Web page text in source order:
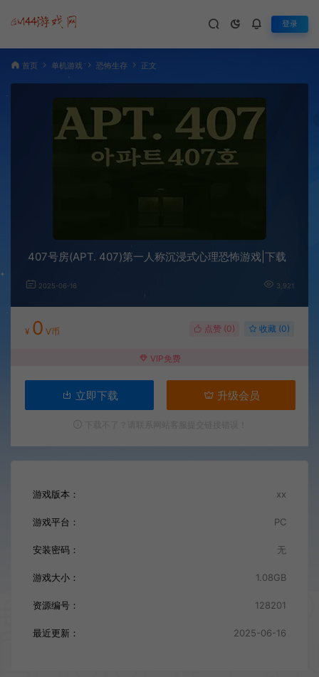
登录
首页 单机游戏 恐怖生存 正文
407号房(APT. 407)第一人称沉浸式心理恐怖游戏|下载
2025-06-16 3,921
¥ 0 V币 点赞 (0) 收藏 (0)
VIP免费
立即下载 升级会员
游戏版本： xx
游戏平台： PC
安装密码： 无
游戏大小： 1.08GB
资源编号： 128201
最近更新： 2025-06-16